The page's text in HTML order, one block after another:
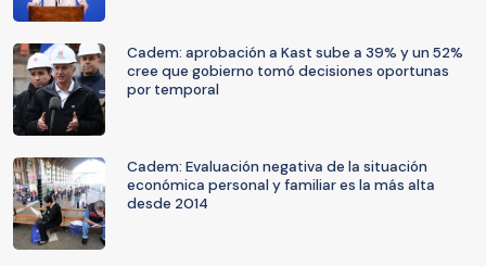
Cadem: aprobación a Kast sube a 39% y un 52%
cree que gobierno tomó decisiones oportunas
por temporal
Cadem: Evaluación negativa de la situación
económica personal y familiar es la más alta
desde 2014